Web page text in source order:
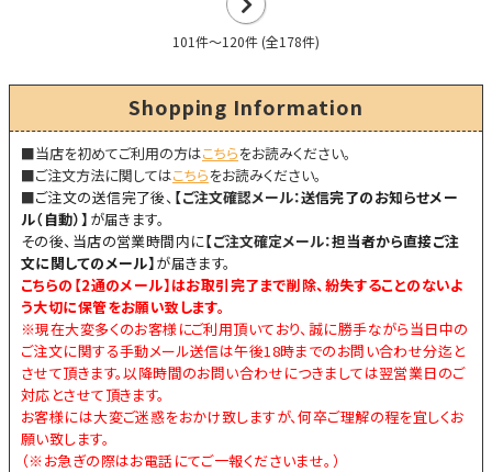
次
20
件
101件～120件 (全178件)
Shopping Information
■当店を初めてご利用の方はこちらをお読みください。
■ご注文方法に関してはこちらをお読みください。
■ご注文の送信完了後、 【ご注文確認メール：送信完了のお知らせメー
ル（自動）】 が届きます。
その後、当店の営業時間内に【ご注文確定メール：担当者から直接ご注
文に関してのメール】が届きます。
こちらの【2通のメール】はお取引完了まで削除、紛失することのないよ
う大切に保管をお願い致します。
※現在大変多くのお客様にご利用頂いており、誠に勝手ながら当日中の
ご注文に関する手動メール送信は午後18時までのお問い合わせ分迄と
させて頂きます。以降時間のお問い合わせにつきましては翌営業日のご
対応とさせて頂きます。
お客様には大変ご迷惑をおかけ致しますが、何卒ご理解の程を宜しくお
願い致します。
（※お急ぎの際はお電話にてご一報くださいませ。）